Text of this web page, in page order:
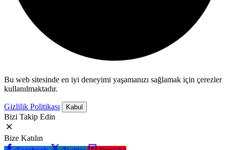
Bu web sitesinde en iyi deneyimi yaşamanızı sağlamak için çerezler
kullanılmaktadır.
Gizlilik Politikası Kabul
Bizi Takip Edin
Bize Katılın